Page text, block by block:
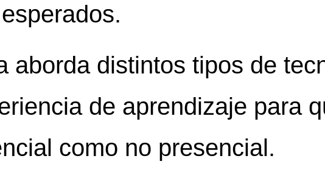
aborda distintos tipos de
de aprendizaje para
como no presencial.